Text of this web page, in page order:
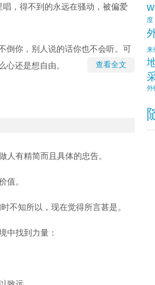
唱，得不到的永远在骚动，被偏爱
倒你，别人说的话你也不会听。可
还是想自由。
查看全文
有精简而且具体的忠告。
值。
不知所以，现在觉得所言甚是。
中找到力量：
度
来
外